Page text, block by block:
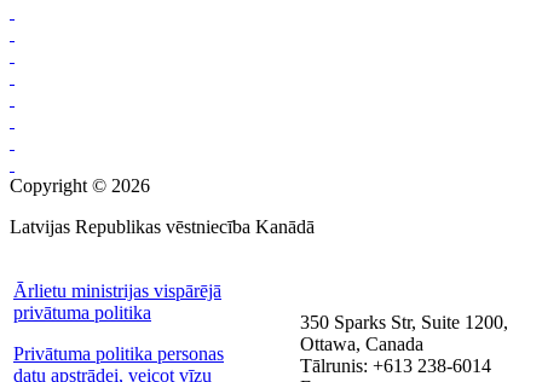
Copyright © 2026
Latvijas Republikas vēstniecība Kanādā
Ārlietu ministrijas vispārējā
privātuma politika
Privātuma politika personas
datu apstrādei, veicot vīzu
350 Sparks Str, Suite 1200,
Ottawa, Canada
Tālrunis: +613 238-6014